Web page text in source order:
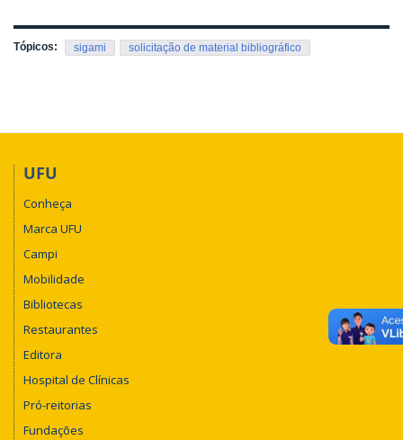
Tópicos: sigami solicitação de material bibliográfico
UFU
Conheça
Marca UFU
Campi
Mobilidade
Bibliotecas
Restaurantes
Editora
Hospital de Clínicas
Pró-reitorias
Fundações